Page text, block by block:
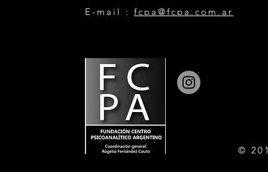
E-mail : fcpa@fcpa.com.ar
©